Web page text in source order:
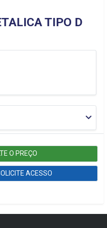
TIPO D
O PREÇO
ACESSO